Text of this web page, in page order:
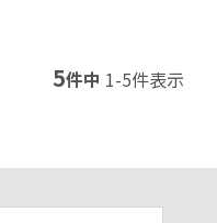
5件中 1-5件表示